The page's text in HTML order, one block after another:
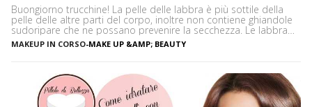
Buongiorno trucchine! La pelle delle labbra è più sottile della
pelle delle altre parti del corpo, inoltre non contiene ghiandole
sudoripare che ne possano prevenire la secchezza. Le labbra
sono sensibili alle aggressioni ambientali e spesso possono
diventare scure o sbiadite soprattutto a causa dell’esposizione
MAKEUP IN CORSO-MAKE UP &AMP; BEAUTY